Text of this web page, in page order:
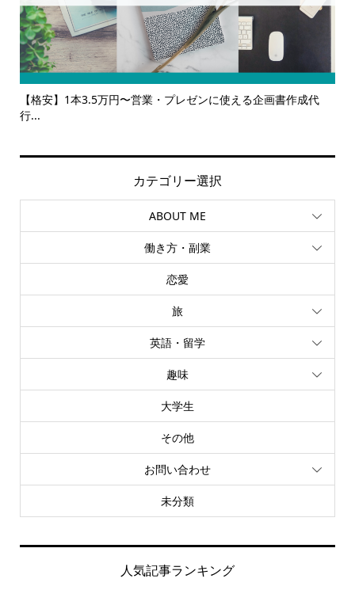
【サービス一覧】広報・企画・デザインの単発依頼からトータ
ルサ...
カテゴリー選択
ABOUT ME
働き方・副業
恋愛
旅
英語・留学
趣味
大学生
その他
お問い合わせ
未分類
人気記事ランキング